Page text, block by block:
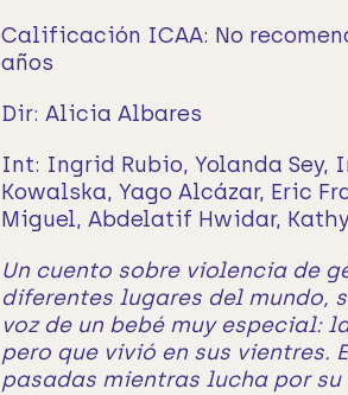
Calificación ICAA: No
años
Dir: Alicia Albares
Int: Ingrid Rubio, Yolanda Sey,
Kowalska, Yago Alcázar, Eric
Miguel, Abdelatif Hwidar, Kathy
Un cuento sobre violencia de
diferentes lugares del mundo,
voz de un bebé muy especial:
pero que vivió en sus vientres.
pasadas mientras lucha por